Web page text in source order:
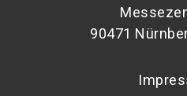
90471